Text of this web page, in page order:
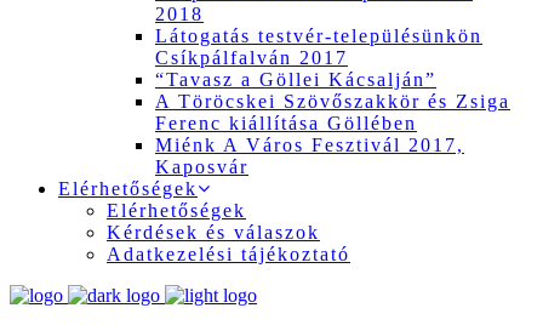
2018
Látogatás testvér-településünkön
Csíkpálfalván 2017
“Tavasz a Göllei Kácsalján”
A Töröcskei Szövőszakkör és Zsiga
Ferenc kiállítása Göllében
Miénk A Város Fesztivál 2017,
Kaposvár
Elérhetőségek
Elérhetőségek
Kérdések és válaszok
Adatkezelési tájékoztató